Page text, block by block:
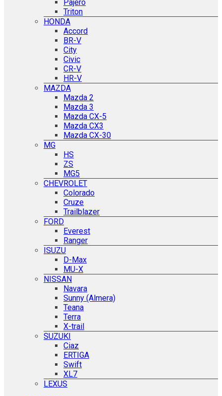
Pajero
Triton
HONDA
Accord
BR-V
City
Civic
CR-V
HR-V
MAZDA
Mazda 2
Mazda 3
Mazda CX-5
Mazda CX3
Mazda CX-30
MG
HS
ZS
MG5
CHEVROLET
Colorado
Cruze
Trailblazer
FORD
Everest
Ranger
ISUZU
D-Max
MU-X
NISSAN
Navara
Sunny (Almera)
Teana
Terra
X-trail
SUZUKI
Ciaz
ERTIGA
Swift
XL7
LEXUS